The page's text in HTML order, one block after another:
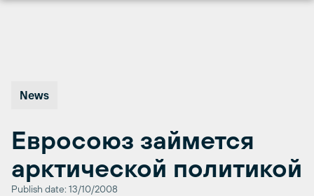
News
Евросоюз займется
арктической политикой
Publish date: 13/10/2008